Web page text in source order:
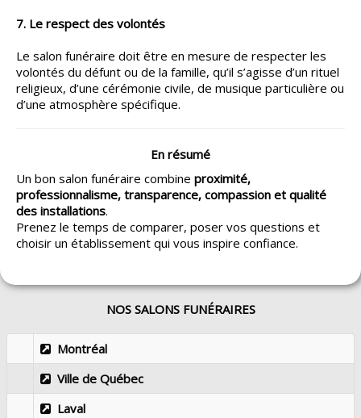
7. Le respect des volontés
Le salon funéraire doit être en mesure de respecter les
volontés du défunt ou de la famille, qu’il s’agisse d’un rituel
religieux, d’une cérémonie civile, de musique particulière ou
d’une atmosphère spécifique.
En résumé
Un bon salon funéraire combine proximité,
professionnalisme, transparence, compassion et qualité
des installations.
Prenez le temps de comparer, poser vos questions et
choisir un établissement qui vous inspire confiance.
NOS SALONS FUNÉRAIRES
Montréal
Ville de Québec
Laval